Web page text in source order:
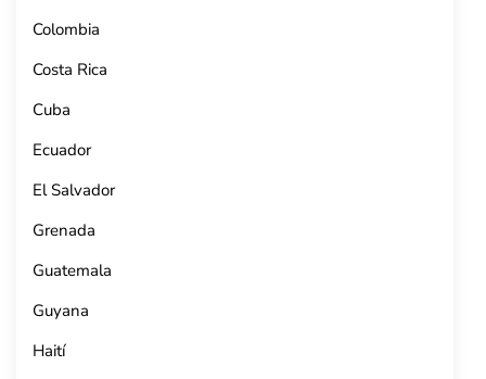
Colombia
Costa Rica
Cuba
Ecuador
El Salvador
Grenada
Guatemala
Guyana
Haití